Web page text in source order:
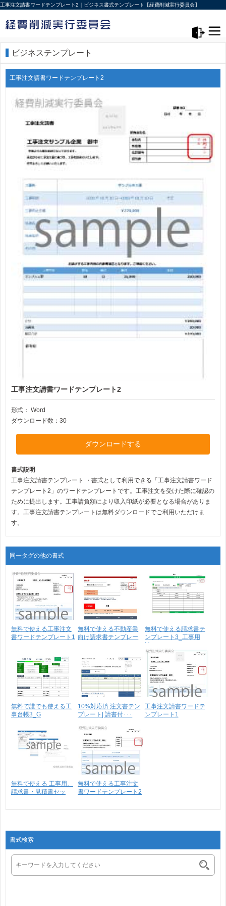
工事注文請書ワードテンプレート2｜ビジネス書式テンプレート【経費削減実行委員会】
ビジネステンプレート
工事注文請書ワードテンプレート2
工事注文請書ワードテンプレート2
形式： Word
ダウンロード数：30
ダウンロードする
書式説明
工事注文請書テンプレート ・書式として利用できる「工事注文請書ワード
テンプレート2」のワードテンプレートです。工事注文を受けた際に確認の
ために提出します。工事請負額により収入印紙が必要となる場合がありま
す。工事注文請書テンプレートは無料ダウンロードでご利用いただけま
す。
同一タグの他の書式
無料で使える工事注文
書ワードテンプレート1
無料で使える不動産業
向け請求書テンプレー
無料で使える請求書テ
ンプレート3_工事用
無料で誰でも使える工
事台帳3_G
10%対応済 注文書テン
プレート| 請書付･･･
工事注文請書ワードテ
ンプレート1
無料で使える 工事用、
請求書・見積書セッ
無料で使える工事注文
書ワードテンプレート2
書式検索